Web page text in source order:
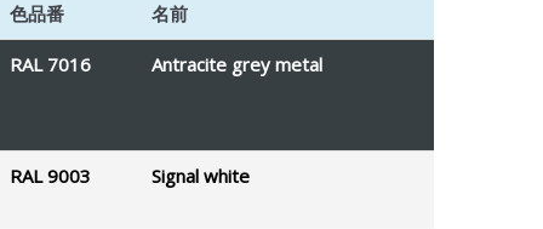
色品番 名前
RAL 7016 Antracite grey metal
RAL 9003 Signal white